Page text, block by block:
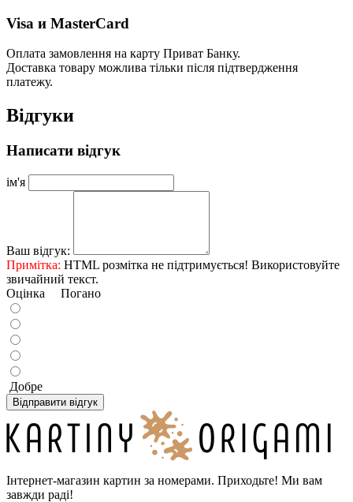
Visa и MasterCard
Оплата замовлення на карту Приват Банку.
Доставка товару можлива тільки після підтвердження
платежу.
Відгуки
Написати відгук
ім'я
Ваш відгук:
Примітка: HTML розмітка не підтримується! Використовуйте
звичайний текст.
Оцінка Погано
Добре
Відправити відгук
Інтернет-магазин картин за номерами. Приходьте! Ми вам
завжди раді!